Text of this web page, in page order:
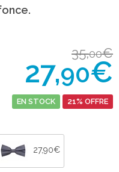
35,00€
27,90€
EN STOCK 21% OFFRE
27,90€